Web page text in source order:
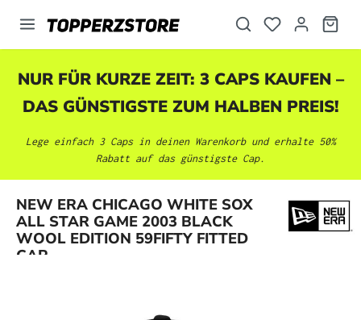
springen
NUR FÜR KURZE ZEIT: 3 CAPS KAUFEN –
DAS GÜNSTIGSTE ZUM HALBEN PREIS!
Lege einfach 3 Caps in deinen Warenkorb und erhalte 50%
Rabatt auf das günstigste Cap.
NEW ERA CHICAGO WHITE SOX
ALL STAR GAME 2003 BLACK
WOOL EDITION 59FIFTY FITTED
CAP
Bildergalerie überspringen